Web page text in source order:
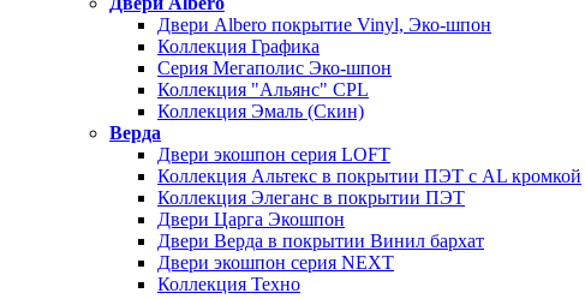
Двери Albero покрытие Vinyl, Эко-шпон
Коллекция Графика
Серия Мегаполис Эко-шпон
Коллекция "Альянс" CPL
Коллекция Эмаль (Скин)
Верда
Двери экошпон серия LOFT
Коллекция Альтекс в покрытии ПЭТ с AL кромкой
Коллекция Элеганс в покрытии ПЭТ
Двери Царга Экошпон
Двери Верда в покрытии Винил бархат
Двери экошпон серия NEXT
Коллекция Техно